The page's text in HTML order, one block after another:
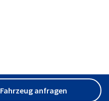
Fahrzeug anfragen